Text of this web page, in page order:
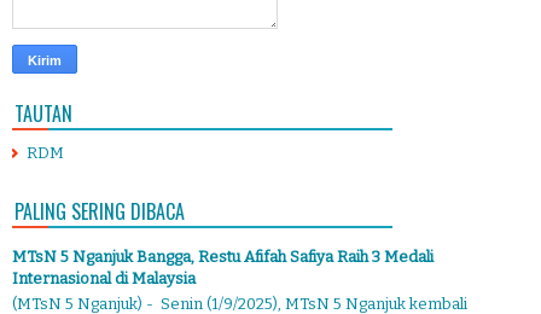
TAUTAN
RDM
PALING SERING DIBACA
MTsN 5 Nganjuk Bangga, Restu Afifah Safiya Raih 3 Medali
Internasional di Malaysia
(MTsN 5 Nganjuk) - Senin (1/9/2025), MTsN 5 Nganjuk kembali